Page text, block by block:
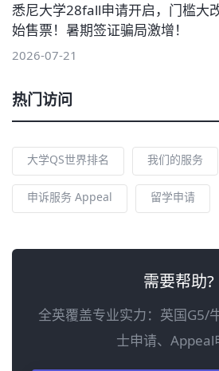
悉尼大学28fall申请开启，门槛大
始售票！暑期签证骗局激增！
2026-07-21
热门访问
大学QS世界排名 我们的服务
申诉服务 Appeal 留学申请
需要帮助?
全英覆盖专业实力：英国G5/
士申请、Appeal